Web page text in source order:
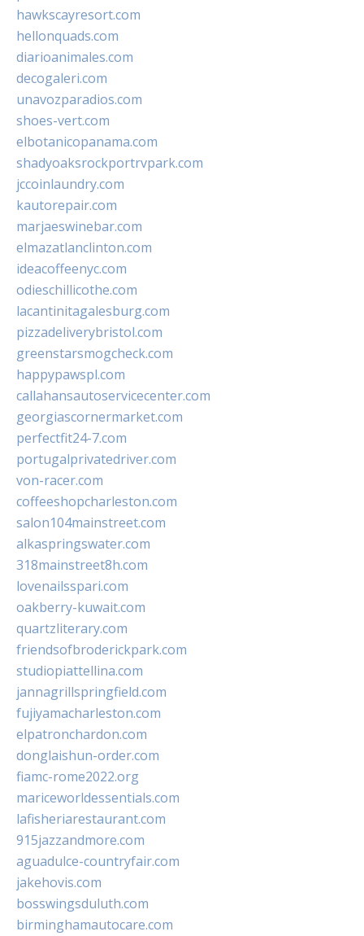
hawkscayresort.com
hellonquads.com
diarioanimales.com
decogaleri.com
unavozparadios.com
shoes-vert.com
elbotanicopanama.com
shadyoaksrockportrvpark.com
jccoinlaundry.com
kautorepair.com
marjaeswinebar.com
elmazatlanclinton.com
ideacoffeenyc.com
odieschillicothe.com
lacantinitagalesburg.com
pizzadeliverybristol.com
greenstarsmogcheck.com
happypawspl.com
callahansautoservicecenter.com
georgiascornermarket.com
perfectfit24-7.com
portugalprivatedriver.com
von-racer.com
coffeeshopcharleston.com
salon104mainstreet.com
alkaspringswater.com
318mainstreet8h.com
lovenailsspari.com
oakberry-kuwait.com
quartzliterary.com
friendsofbroderickpark.com
studiopiattellina.com
jannagrillspringfield.com
fujiyamacharleston.com
elpatronchardon.com
donglaishun-order.com
fiamc-rome2022.org
mariceworldessentials.com
lafisheriarestaurant.com
915jazzandmore.com
aguadulce-countryfair.com
jakehovis.com
bosswingsduluth.com
birminghamautocare.com